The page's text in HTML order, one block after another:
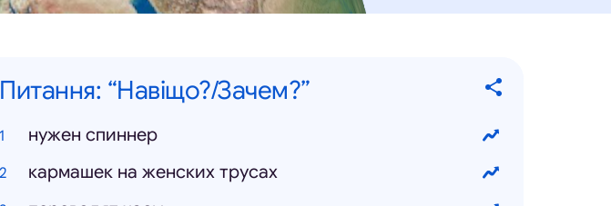
Питання: “Навіщо?/Зачем?”
нужен спиннер
кармашек на женских трусах